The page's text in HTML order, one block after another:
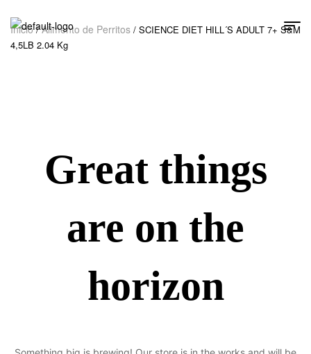
Inicio/Alimento de Perritos / SCIENCE DIET HILL´S ADULT 7+ S&M
4,5LB 2.04 Kg
Great things
are on the
horizon